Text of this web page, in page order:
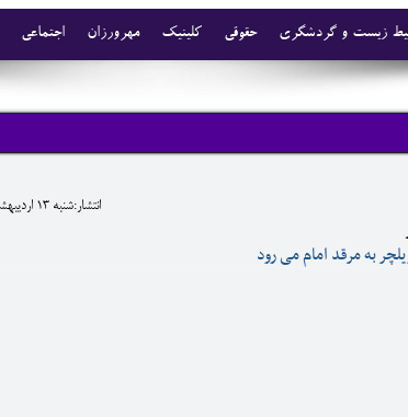
اجتماعی مهرورزان کلینیک حقوقی زیست و گردشگری
انتشار:شنبه 13 ارديبهشت 1393-8:27
به مرقد امام می رود